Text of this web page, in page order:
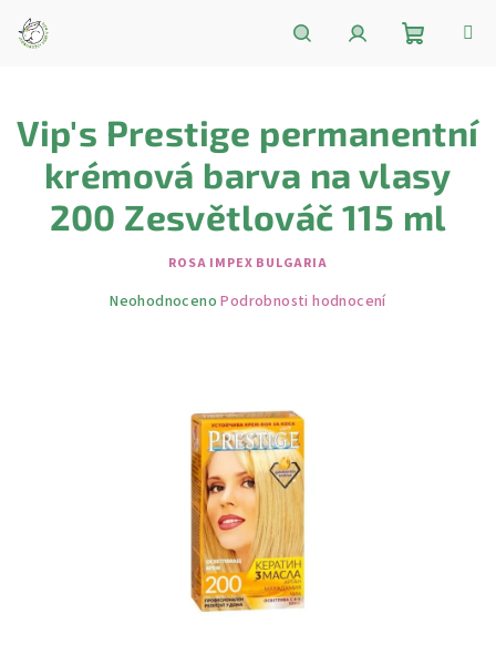
obsah
košík
Vip's Prestige permanentní
krémová barva na vlasy
200 Zesvětlováč 115 ml
ROSA IMPEX BULGARIA
Průměrné
Neohodnoceno Podrobnosti hodnocení